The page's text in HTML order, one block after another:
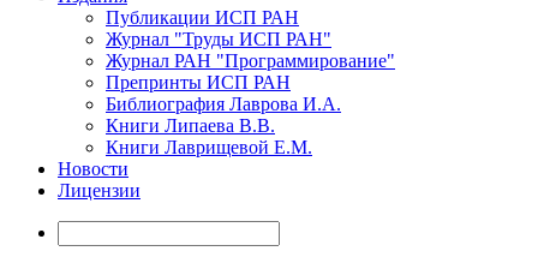
Публикации ИСП РАН
Журнал "Труды ИСП РАН"
Журнал РАН "Программирование"
Препринты ИСП РАН
Библиография Лаврова И.А.
Книги Липаева В.В.
Книги Лаврищевой Е.М.
Новости
Лицензии